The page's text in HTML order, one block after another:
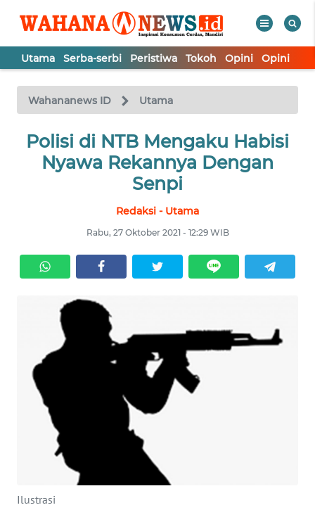
Utama Serba-serbi Peristiwa Tokoh Opini Opini
Wahananews ID Utama
Polisi di NTB Mengaku Habisi
Nyawa Rekannya Dengan
Senpi
Redaksi - Utama
Rabu, 27 Oktober 2021 - 12:29 WIB
Ilustrasi
TV
Tutup
UTAMA
TOKOH
OPINI
Informasi
INDEKS